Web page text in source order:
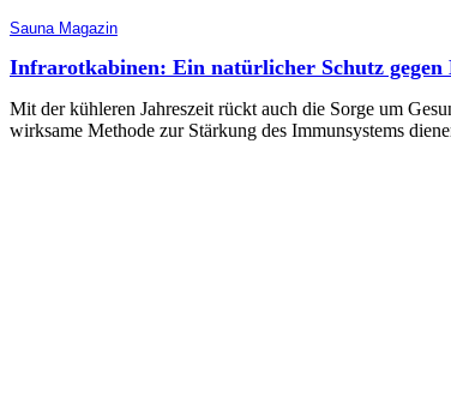
Sauna Magazin
Infrarotkabinen: Ein natürlicher Schutz gegen
Mit der kühleren Jahreszeit rückt auch die Sorge um
wirksame Methode zur Stärkung des Immunsystems